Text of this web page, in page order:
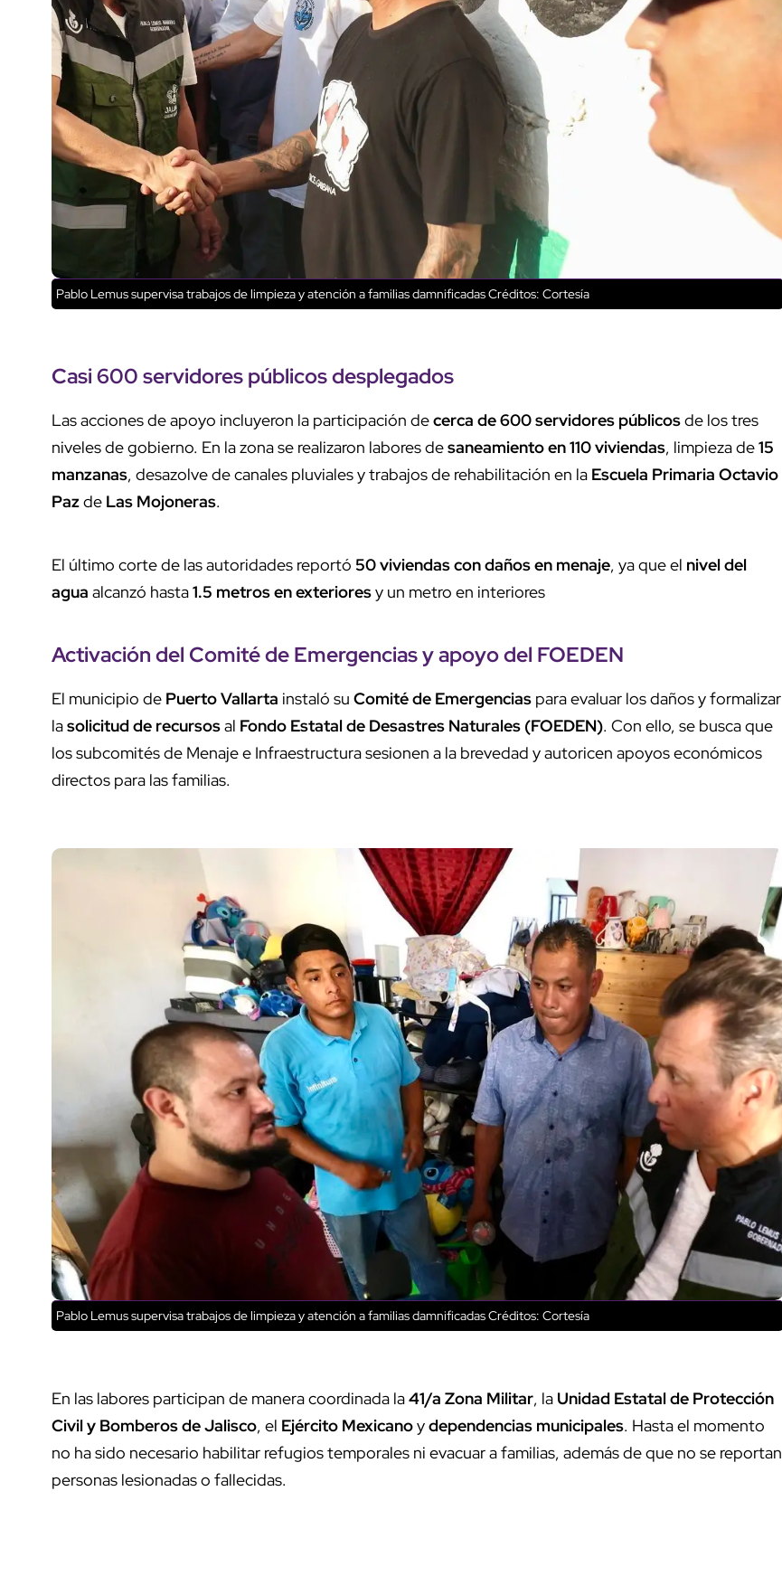
Pablo Lemus supervisa trabajos de limpieza y atención a familias damnificadasCréditos: Cortesía
Casi 600 servidores públicos desplegados
Las acciones de apoyo incluyeron la participación decerca de 600 servidores públicosde los tres
niveles de gobierno. En la zona se realizaron labores desaneamiento en 110 viviendas, limpieza de15
manzanas, desazolve de canales pluviales y trabajos de rehabilitación en la Escuela Primaria Octavio
Pazde Las Mojoneras.
El último corte de las autoridades reportó 50 viviendas con daños en menaje, ya que el nivel del
agua alcanzó hasta1.5 metros en exterioresy un metro en interiores
Activación del Comité de Emergenciasy apoyo del FOEDEN
El municipio de Puerto Vallarta instaló su Comité de Emergencias para evaluar los daños y formalizar
lasolicitud de recursosal Fondo Estatal de Desastres Naturales (FOEDEN). Con ello, se busca que
los subcomités de Menaje e Infraestructura sesionen a la brevedad y autoricen apoyos económicos
directos para las familias.
Pablo Lemus supervisa trabajos de limpieza y atención a familias damnificadasCréditos: Cortesía
En las labores participan de manera coordinada la41/a Zona Militar, la Unidad Estatal de Protección
Civil y Bomberos de Jalisco, el Ejército Mexicanoydependencias municipales. Hasta el momento
no ha sido necesario habilitar refugios temporales ni evacuar a familias, además de que no se reportan
personas lesionadas o fallecidas.